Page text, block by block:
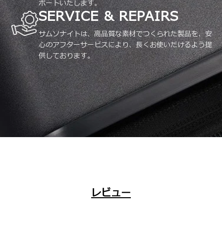
ポートいたします。
SERVICE & REPAIRS
サムソナイトは、高品質な素材でつくられた製品を、安
心のアフターサービスにより、長くお使いだけるよう提
供しております。
レビュー